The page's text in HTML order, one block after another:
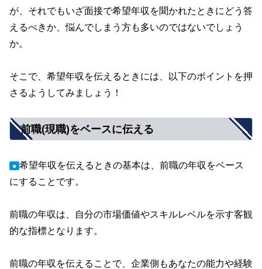
が、それでもいざ面接で希望年収を聞かれたときにどう答
えるべきか、悩んでしまう方も多いのではないでしょう
か。
そこで、希望年収を伝えるときには、以下のポイントを押
さるようしてみましょう！
前職(現職)をベースに伝える
● 希望年収を伝えるときの基本は、前職の年収をベース
にすることです。
前職の年収は、自分の市場価値やスキルレベルを示す客観
的な指標となります。
前職の年収を伝えることで、企業側もあなたの能力や経験